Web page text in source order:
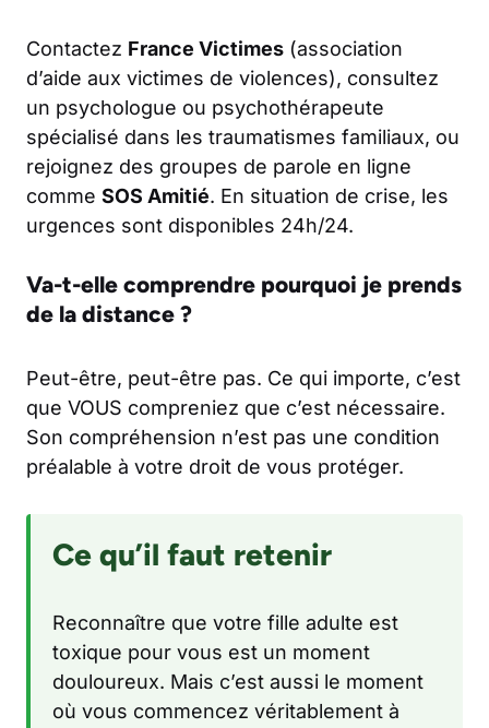
Contactez France Victimes (association
d’aide aux victimes de violences), consultez
un psychologue ou psychothérapeute
spécialisé dans les traumatismes familiaux, ou
rejoignez des groupes de parole en ligne
comme SOS Amitié. En situation de crise, les
urgences sont disponibles 24h/24.
Va-t-elle comprendre pourquoi je prends
de la distance ?
Peut-être, peut-être pas. Ce qui importe, c’est
que VOUS compreniez que c’est nécessaire.
Son compréhension n’est pas une condition
préalable à votre droit de vous protéger.
Ce qu’il faut retenir
Reconnaître que votre fille adulte est
toxique pour vous est un moment
douloureux. Mais c’est aussi le moment
où vous commencez véritablement à